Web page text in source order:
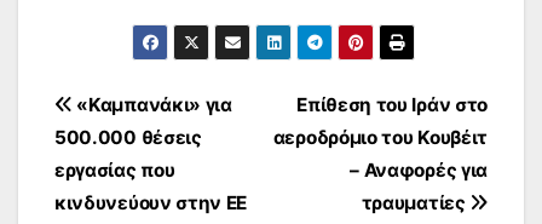
Πλοήγηση
άρθρων
Επίθεση του Ιράν στο
αεροδρόμιο του Κουβέιτ
– Αναφορές για
τραυματίες
«Καμπανάκι» για
500.000 θέσεις
εργασίας που
κινδυνεύουν στην ΕΕ